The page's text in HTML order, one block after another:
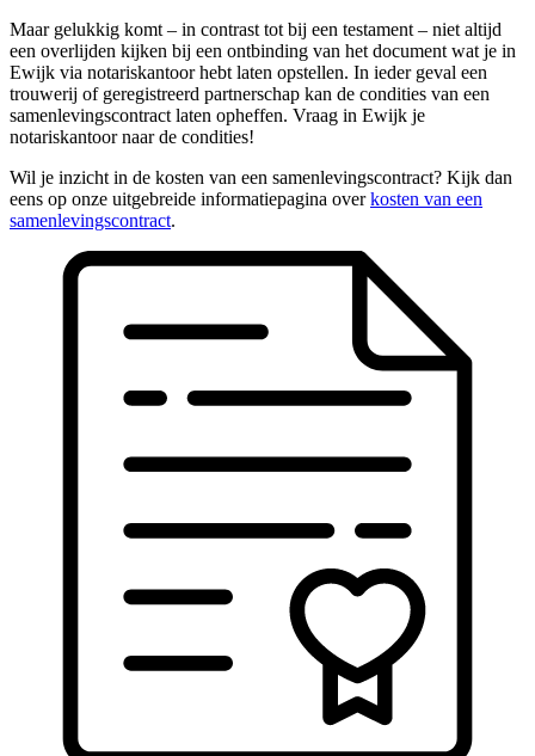
Maar gelukkig komt – in contrast tot bij een testament – niet altijd
een overlijden kijken bij een ontbinding van het document wat je in
Ewijk via notariskantoor hebt laten opstellen. In ieder geval een
trouwerij of geregistreerd partnerschap kan de condities van een
samenlevingscontract laten opheffen. Vraag in Ewijk je
notariskantoor naar de condities!
Wil je inzicht in de kosten van een samenlevingscontract? Kijk dan
eens op onze uitgebreide informatiepagina overkosten van een
samenlevingscontract.